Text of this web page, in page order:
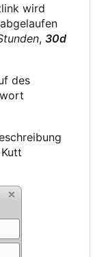
wird
, 30d
des